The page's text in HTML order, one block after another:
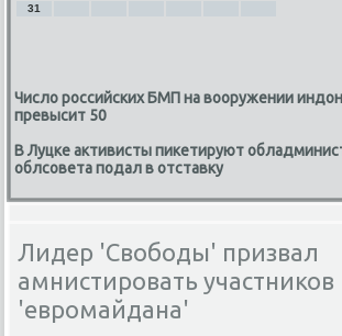
31
Число российских БМП на вооружении
превысит 50
В Луцке активисты пикетируют
облсовета подал в отставку
Лидер 'Свободы' призвал
амнистировать участников
'евромайдана'